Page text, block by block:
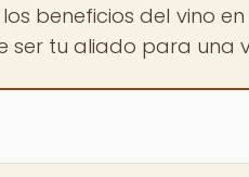
beneficios del vino en
ser tu aliado para una